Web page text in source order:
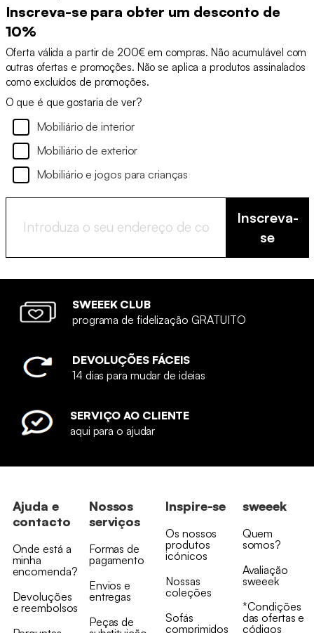
Inscreva-se para obter um desconto de
10%
Oferta válida a partir de 200€ em compras. Não acumulável com
outras ofertas e promoções. Não se aplica a produtos assinalados
como excluídos de promoções.
O que é que gostaria de ver?
Mobiliário de interior
Mobiliário de exterior
Mobiliário e jogos para crianças
Inscreva-
se
SWEEEK CLUB
programa de fidelização GRATUITO
DEVOLUÇÕES FÁCEIS
14 dias para mudar de ideias
SERVIÇO AO CLIENTE
aqui para o ajudar
Ajuda e
contacto
Onde está a
minha
encomenda?
Devoluções
e reembolsos
Nossos
serviços
Formas de
pagamento
Envios e
entregas
Peças de
Inspire-se
Os nossos
produtos
icónicos
Nossas
coleções
Sofás
comprimidos
sweeek
Quem
somos?
Avaliação
sweeek
*Condições
das ofertas e
códigos